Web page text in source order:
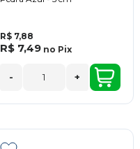
R$ 7,88
R$ 7,49 no Pix
- +